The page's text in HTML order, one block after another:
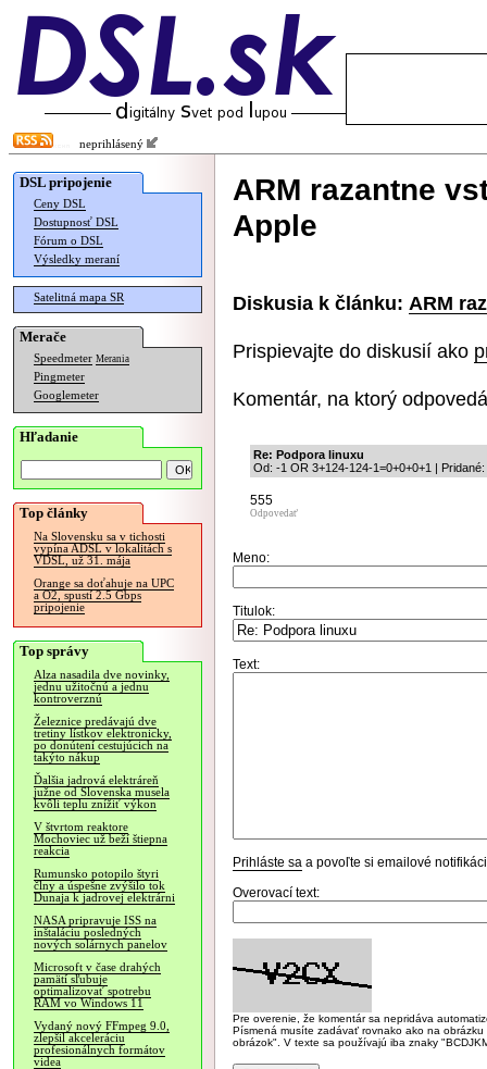
neprihlásený
DSL pripojenie
Ceny DSL
Dostupnosť DSL
Fórum o DSL
Výsledky meraní
Satelitná mapa SR
Merače
Speedmeter Merania
Pingmeter
Googlemeter
Hľadanie
Top články
Na Slovensku sa v tichosti
vypína ADSL v lokalitách s
VDSL, už 31. mája
Orange sa doťahuje na UPC
a O2, spustí 2.5 Gbps
pripojenie
Top správy
Alza nasadila dve novinky,
jednu užitočnú a jednu
kontroverznú
Železnice predávajú dve
tretiny lístkov elektronicky,
po donútení cestujúcich na
takýto nákup
Ďalšia jadrová elektráreň
južne od Slovenska musela
kvôli teplu znížiť výkon
V štvrtom reaktore
Mochoviec už beží štiepna
reakcia
Rumunsko potopilo štyri
člny a úspešne zvýšilo tok
Dunaja k jadrovej elektrárni
NASA pripravuje ISS na
inštaláciu posledných
nových solárnych panelov
Microsoft v čase drahých
pamätí sľubuje
optimalizovať spotrebu
RAM vo Windows 11
Vydaný nový FFmpeg 9.0,
zlepšil akceleráciu
profesionálnych formátov
videa
ARM razantne
Apple
Diskusia k článku: ARM
Prispievajte do diskusií ako
Komentár, na ktorý
Re: Podpora linuxu
Od: -1 OR 3+124-124-1=0+0+0+1 |
555
Odpovedať
Meno:
Titulok:
Text:
Prihláste sa a povoľte si emailové
Overovací text:
Pre overenie, že komentár sa nepridáva
Písmená musíte zadávať rovnako ako na
obrázok". V texte sa používajú iba znaky